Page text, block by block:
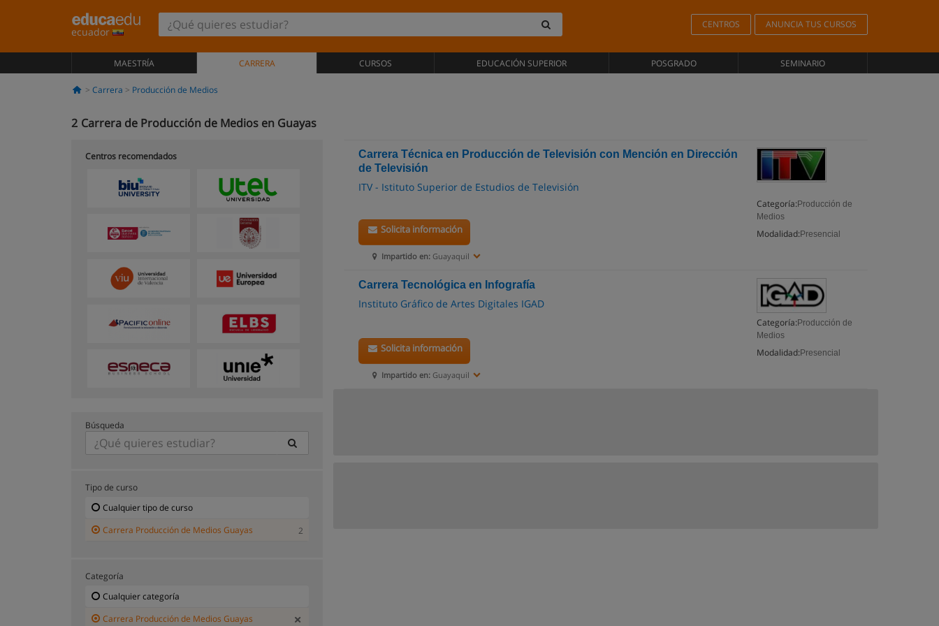
ecuador
CENTROS ANUNCIA TUS CURSOS
MAESTRÍA CARRERA CURSOS EDUCACIÓN SUPERIOR POSGRADO SEMINARIO
Carrera Producción de Medios
2 Carrera de Producción de Medios en Guayas
Carrera Técnica en Producción de Televisión con Mención en Dirección
de Televisión
ITV - Istituto Superior de Estudios de Televisión
Categoría: Producción de
Medios
Modalidad: Presencial
Impartido en: Guayaquil
Solicita información
Carrera Tecnológica en Infografía
Instituto Gráfico de Artes Digitales IGAD
Categoría: Producción de
Medios
Modalidad: Presencial
Impartido en: Guayaquil
Solicita información
Centros recomendados
Búsqueda
Tipo de curso
Cualquier tipo de curso
Carrera Producción de Medios Guayas
2
Categoría
Cualquier categoría
Carrera Producción de Medios Guayas